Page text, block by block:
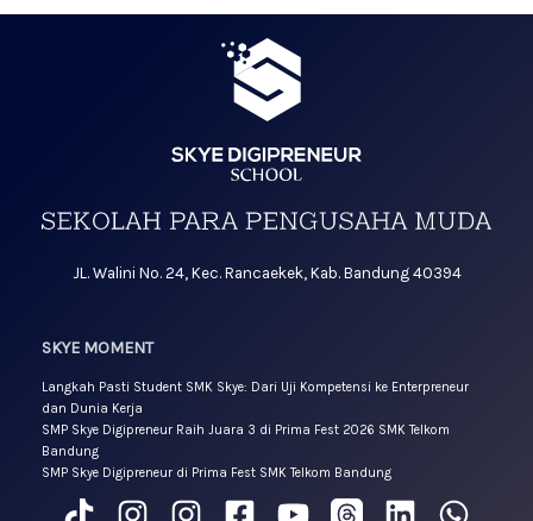
JL. Walini No. 24, Kec. Rancaekek, Kab. Bandung 40394
SKYE MOMENT
Langkah Pasti Student SMK Skye: Dari Uji Kompetensi ke Enterpreneur
dan Dunia Kerja
SMP Skye Digipreneur Raih Juara 3 di Prima Fest 2026 SMK Telkom
Bandung
SMP Skye Digipreneur di Prima Fest SMK Telkom Bandung